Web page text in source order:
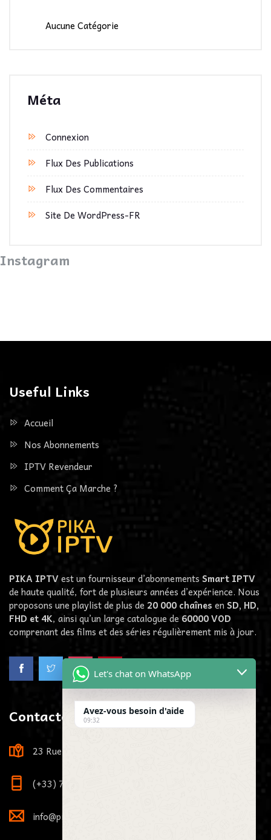
Aucune Catégorie
Méta
Connexion
Flux Des Publications
Flux Des Commentaires
Site De WordPress-FR
Instagram
Useful Links
Accueil
Nos Abonnements
IPTV Revendeur
Comment Ça Marche ?
PIKA IPTVest un fournisseur d’abonnements Smart IPTV
de haute qualité, fort de plusieurs années d’expérience. Nous
proposons une playlist de plus de 20 000 chaînes en SD, HD,
FHD et 4K, ainsi qu’un large catalogue de 60000VOD
comprenant des films et des séries régulièrement mis à jour.
Contactez-Nous
23 Rue Louis Viardot, 21000 Dijon, France
(+33) 7 73 81 71 29
info@pikaiptv.me
Let's chat on WhatsApp
Avez-vous besoin d'aide
09:32